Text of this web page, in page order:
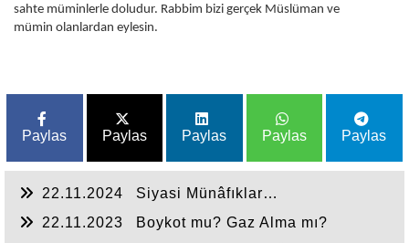
sahte müminlerle doludur. Rabbim bizi gerçek Müslüman ve
mümin olanlardan eylesin.
Paylas Paylas Paylas Paylas Paylas
22.11.2024
Siyasi Münâfıklar…
22.11.2023
Boykot mu? Gaz Alma mı?